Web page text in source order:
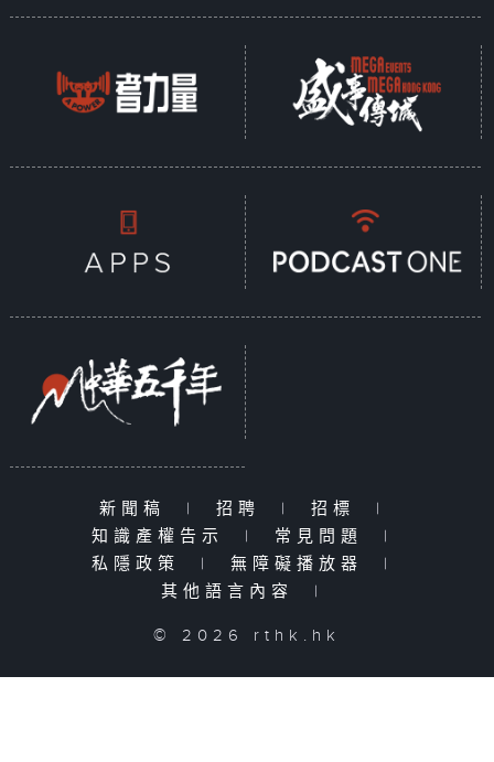
新聞稿 | 招聘 | 招標
|
知識產權告示
| 常見問題
|
私隱政策
| 無障礙播放器
|
其他語言內容
|
© 2026 rthk.hk